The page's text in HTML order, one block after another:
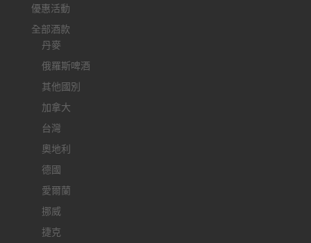
優惠活動
全部酒款
丹麥
俄羅斯啤酒
其他國別
加拿大
台灣
奧地利
德國
愛爾蘭
挪威
捷克